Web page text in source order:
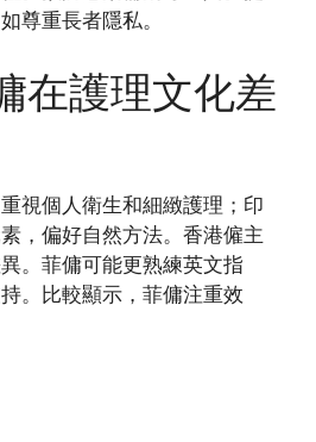
尊重長者隱私。
在護理文化差
視個人衛生和細緻護理；印
，偏好自然方法。香港僱主
。菲傭可能更熟練英文指
。比較顯示，菲傭注重效